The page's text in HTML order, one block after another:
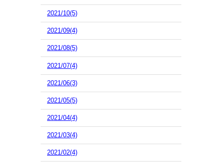
2021/10(5)
2021/09(4)
2021/08(5)
2021/07(4)
2021/06(3)
2021/05(5)
2021/04(4)
2021/03(4)
2021/02(4)